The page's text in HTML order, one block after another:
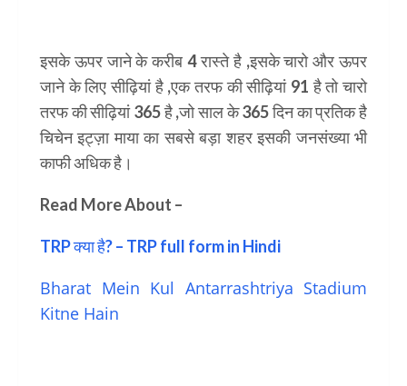
इसके ऊपर जाने के करीब 4 रास्ते है ,इसके चारो और ऊपर
जाने के लिए सीढ़ियां है ,एक तरफ की सीढ़ियां 91 है तो चारो
तरफ की सीढ़ियां 365 है ,जो साल के 365 दिन का प्रतिक है
चिचेन इट्ज़ा माया का सबसे बड़ा शहर इसकी जनसंख्या भी
काफी अधिक है।
Read More About –
TRP क्या है? – TRP full form in Hindi
Bharat Mein Kul Antarrashtriya Stadium
Kitne Hain